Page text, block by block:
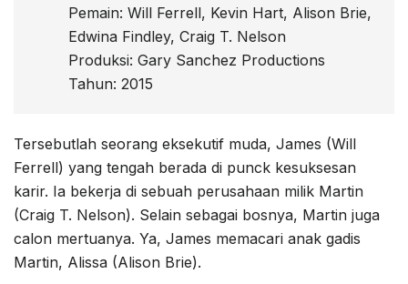
Pemain: Will Ferrell, Kevin Hart, Alison Brie,
Edwina Findley, Craig T. Nelson
Produksi: Gary Sanchez Productions
Tahun: 2015
Tersebutlah seorang eksekutif muda, James (Will
Ferrell) yang tengah berada di punck kesuksesan
karir. Ia bekerja di sebuah perusahaan milik Martin
(Craig T. Nelson). Selain sebagai bosnya, Martin juga
calon mertuanya. Ya, James memacari anak gadis
Martin, Alissa (Alison Brie).